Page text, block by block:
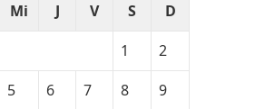
Mi J V S
D
1
2
5 6 7 8
9